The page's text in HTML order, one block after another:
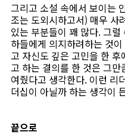
그리고 소설 속에서 보이는
조는 도외시하고서) 매우 사
있는 부분들이 꽤 많다. 그
하들에게 의지하려하는 것
고 자신도 깊은 고민을 한
고 하는 결의를 한 것은 그
여줬다고 생각한다. 이런 리
더십이 아닐까 하는 생각이
끝으로